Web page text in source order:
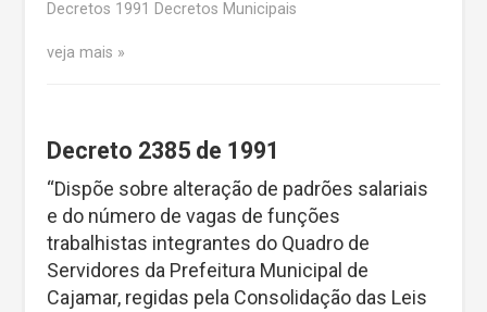
Decretos 1991 Decretos Municipais
veja mais
Decreto 2385 de 1991
“Dispõe sobre alteração de padrões salariais
e do número de vagas de funções
trabalhistas integrantes do Quadro de
Servidores da Prefeitura Municipal de
Cajamar, regidas pela Consolidação das Leis